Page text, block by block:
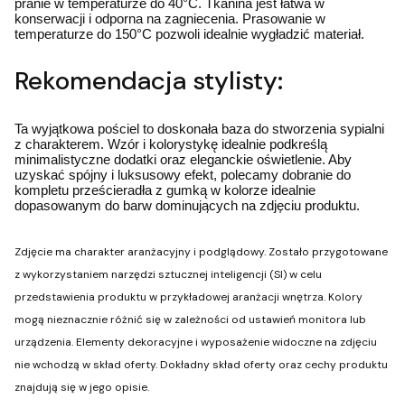
konserwacji i odporna na zagniecenia. Prasowanie w
temperaturze do 150°C pozwoli idealnie wygładzić materiał.
Rekomendacja stylisty:
Ta wyjątkowa pościel to doskonała baza do stworzenia sypialni
z charakterem. Wzór i kolorystykę idealnie podkreślą
minimalistyczne dodatki oraz eleganckie oświetlenie. Aby
uzyskać spójny i luksusowy efekt, polecamy dobranie do
kompletu prześcieradła z gumką w kolorze idealnie
dopasowanym do barw dominujących na zdjęciu produktu.
Zdjęcie ma charakter aranżacyjny i podglądowy. Zostało przygotowane
z wykorzystaniem narzędzi sztucznej inteligencji (SI) w celu
przedstawienia produktu w przykładowej aranżacji wnętrza. Kolory
mogą nieznacznie różnić się w zależności od ustawień monitora lub
urządzenia. Elementy dekoracyjne i wyposażenie widoczne na zdjęciu
nie wchodzą w skład oferty. Dokładny skład oferty oraz cechy produktu
znajdują się w jego opisie.